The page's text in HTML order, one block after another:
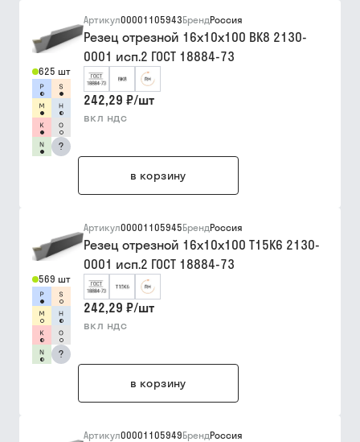
625 шт
?
Артикул00001105943БрендРоссия
Резец отрезной 16х10х100 ВК8 2130-
0001 исп.2 ГОСТ 18884-73
242,29 ₽/шт
вкл ндс
в корзину
569 шт
?
Артикул00001105945БрендРоссия
Резец отрезной 16х10х100 Т15К6 2130-
0001 исп.2 ГОСТ 18884-73
242,29 ₽/шт
вкл ндс
в корзину
Артикул00001105949БрендРоссия